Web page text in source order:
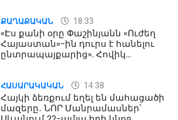
ՔԱՂԱՔԱԿԱՆ 18:33
«Էս քանի օրը Փաշինյանն «Ուժեղ
Հայաստան»-ին դուրս է հանելու
ընտրապայքարից». Հովիկ
ՀԱՍԱՐԱԿԱԿԱՆ 14:38
Հայկի ձեռքում եղել են մահացածի
մազերը․ ՆՈՐ Մանրամասներ՝